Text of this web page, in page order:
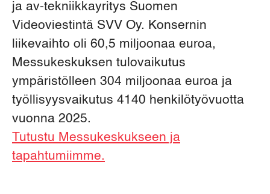
ja av-tekniikkayritys Suomen
Videoviestintä SVV Oy. Konsernin
liikevaihto oli 60,5 miljoonaa euroa,
Messukeskuksen tulovaikutus
ympäristölleen 304 miljoonaa euroa ja
työllisyysvaikutus 4140 henkilötyövuotta
vuonna 2025.
Tutustu Messukeskukseen ja
tapahtumiimme.